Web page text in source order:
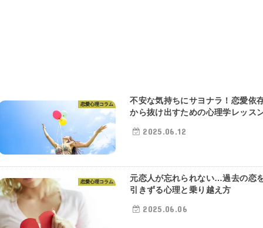
恋愛心理コラム
不安な気持ちにサヨナラ！恋愛依
から抜け出すための心理学レッス
2025.06.12
恋愛心理コラム
元恋人が忘れられない…過去の恋
引きずる心理と乗り越え方
2025.06.06